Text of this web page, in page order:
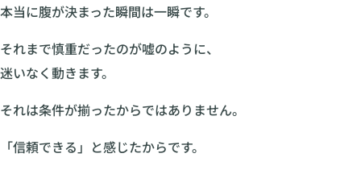
本当に腹が決まった瞬間は一瞬です。
それまで慎重だったのが嘘のように、
迷いなく動きます。
それは条件が揃ったからではありません。
「信頼できる」と感じたからです。